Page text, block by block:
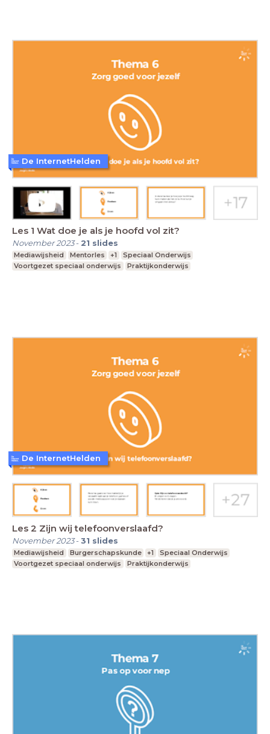
Les 1 Wat doe je als je hoofd vol zit?
November 2023- 21 slides
Mediawijsheid Mentorles +1
Speciaal Onderwijs
Voortgezet speciaal onderwijs
Praktijkonderwijs
De InternetHelden
Les 2 Zijn wij telefoonverslaafd?
November 2023-31 slides
Mediawijsheid Burgerschapskunde +1
Speciaal Onderwijs
Voortgezet speciaal onderwijs
Praktijkonderwijs
De InternetHelden